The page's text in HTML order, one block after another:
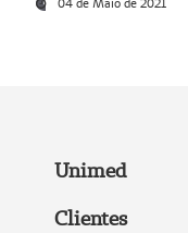
Unimed
Clientes